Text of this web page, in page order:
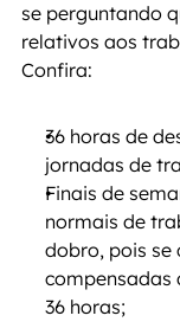
se perguntando
relativos aos
Confira:
36 horas de
jornadas de
Finais de
normais de
dobro, pois se
compensadas
36 horas;